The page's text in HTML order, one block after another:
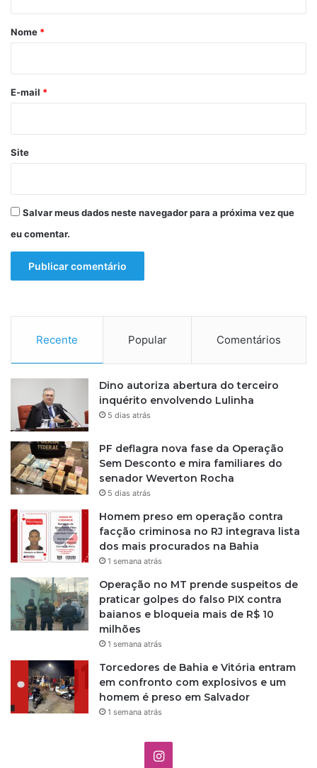
r
*
Nome *
E-mail *
Site
Salvar meus dados neste navegador para a próxima vez que
eu comentar.
Recente Popular Comentários
Dino autoriza abertura do terceiro
inquérito envolvendo Lulinha
5 dias atrás
PF deflagra nova fase da Operação
Sem Desconto e mira familiares do
senador Weverton Rocha
5 dias atrás
Homem preso em operação contra
facção criminosa no RJ integrava lista
dos mais procurados na Bahia
1 semana atrás
Operação no MT prende suspeitos de
praticar golpes do falso PIX contra
baianos e bloqueia mais de R$ 10
milhões
1 semana atrás
Torcedores de Bahia e Vitória entram
em confronto com explosivos e um
homem é preso em Salvador
1 semana atrás
I